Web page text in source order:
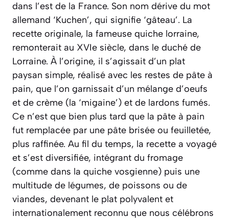
dans l’est de la France. Son nom dérive du mot
allemand ‘Kuchen’, qui signifie ‘gâteau’. La
recette originale, la fameuse quiche lorraine,
remonterait au XVIe siècle, dans le duché de
Lorraine. À l’origine, il s’agissait d’un plat
paysan simple, réalisé avec les restes de pâte à
pain, que l’on garnissait d’un mélange d’oeufs
et de crème (la ‘migaine’) et de lardons fumés.
Ce n’est que bien plus tard que la pâte à pain
fut remplacée par une pâte brisée ou feuilletée,
plus raffinée. Au fil du temps, la recette a voyagé
et s’est diversifiée, intégrant du fromage
(comme dans la quiche vosgienne) puis une
multitude de légumes, de poissons ou de
viandes, devenant le plat polyvalent et
internationalement reconnu que nous célébrons